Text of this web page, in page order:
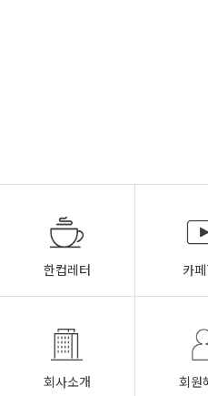
한컵레터 카
회사소개 회원